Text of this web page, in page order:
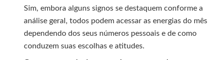
Sim, embora alguns signos se destaquem conforme a
análise geral, todos podem acessar as energias do mês
dependendo dos seus números pessoais e de como
conduzem suas escolhas e atitudes.